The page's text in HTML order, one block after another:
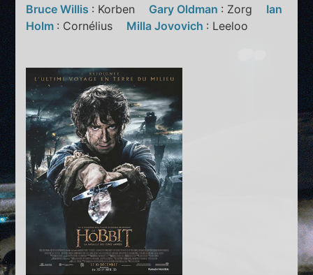
Bruce Willis : Korben Gary Oldman : Zorg Ian
Holm : Cornélius Milla Jovovich : Leeloo